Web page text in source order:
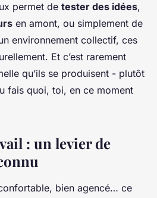
permet de tester des idées,
en amont, ou simplement de
environnement collectif, ces
Et c’est rarement
qu’ils se produisent - plutôt
fais quoi, toi, en ce moment
: un levier de
bien agencé… ce